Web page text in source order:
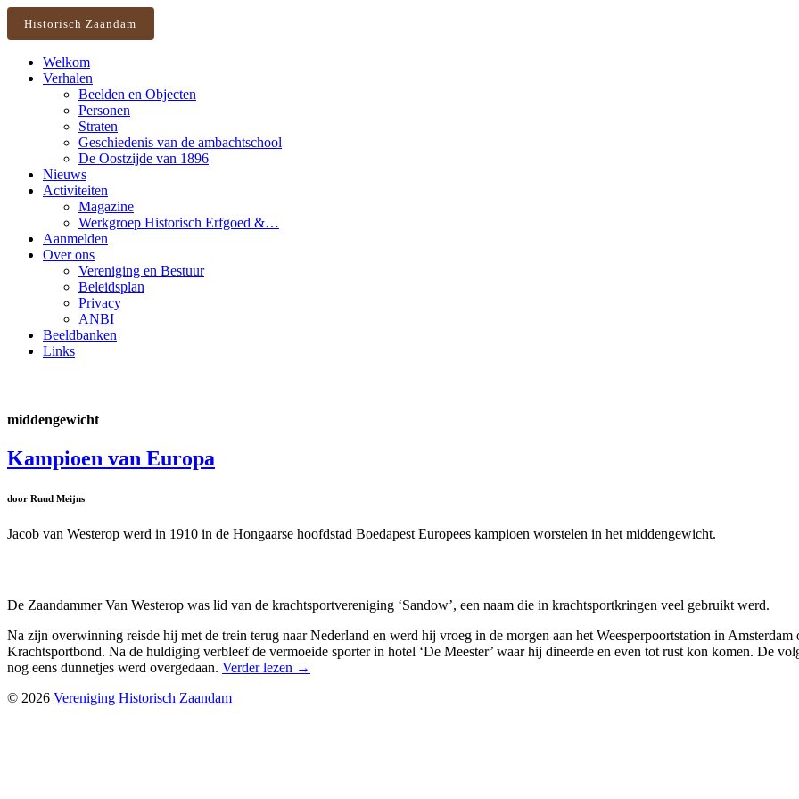
Historisch Zaandam
Welkom
Verhalen
Beelden en Objecten
Personen
Straten
Geschiedenis van de ambachtschool
De Oostzijde van 1896
Nieuws
Activiteiten
Magazine
Werkgroep Historisch Erfgoed &…
Aanmelden
Over ons
Vereniging en Bestuur
Beleidsplan
Privacy
ANBI
Beeldbanken
Links
middengewicht
Kampioen van Europa
door Ruud Meijns
Jacob van Westerop werd in 1910 in de Hongaarse hoofdstad Boedapest Europees kampioen worstelen in het middengewicht.
De Zaandammer Van Westerop was lid van de krachtsportvereniging ‘Sandow’, een naam die in krachtsportkringen veel gebruikt werd.
Na zijn overwinning reisde hij met de trein terug naar Nederland en werd hij vroeg in de morgen aan het Weesperpoortstation in
Krachtsportbond. Na de huldiging verbleef de vermoeide sporter in hotel ‘De Meester’ waar hij dineerde en even tot rust kon komen. De
nog eens dunnetjes werd overgedaan. Verder lezen →
© 2026 Vereniging Historisch Zaandam